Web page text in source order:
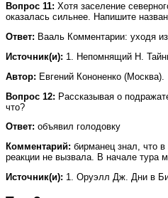
Вопрос 11: Хотя заселение
оказалась сильнее. Напишите
Ответ: Вааль Комментарии: уходя
Источник(и): 1. Непомнящий Н.
Автор: Евгений Кононенко (Москва).
Вопрос 12: Рассказывая о
что?
Ответ: объявил голодовку
Комментарий: бирманец знал, что
реакции не вызвала. В начале тура
Источник(и): 1. Оруэлл Дж. Дни в